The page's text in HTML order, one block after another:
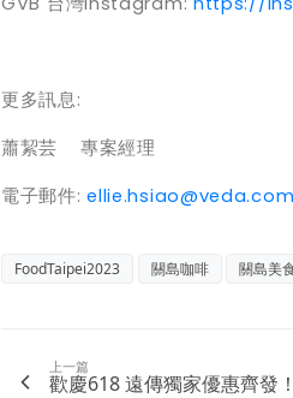
更多訊息:
蕭絜芸 專案經理
電子郵件:
FoodTaipei2023 關島咖啡 關島美
上一篇
歡慶618 遠傳獨家優惠齊發